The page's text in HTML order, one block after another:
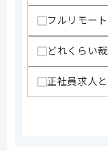
フルリモー
どれくらい
正社員求人